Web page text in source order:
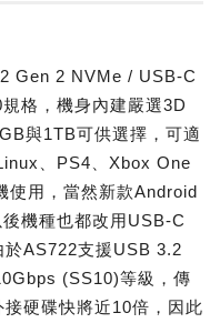
Gen 2 NVMe / USB-C
格，機身內建嚴選3D
與1TB可供選擇，可適
、PS4、Xbox One
使用，當然新款Android
機種也都改用USB-C
於AS722支援USB 3.2
(SS10)等級，傳
硬碟快將近10倍，因此